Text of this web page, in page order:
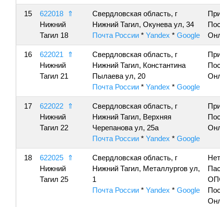
15 622018
⇑
Нижний
Тагил 18
Свердловская область, г
Нижний Тагил, Окунева ул, 34
Почта России * Yandex * Google
16 622021
⇑
Нижний
Тагил 21
Свердловская область, г
Нижний Тагил, Константина
Пылаева ул, 20
Почта России * Yandex * Google
17 622022
⇑
Нижний
Тагил 22
Свердловская область, г
Нижний Тагил, Верхняя
Черепанова ул, 25а
Почта России * Yandex * Google
18 622025
⇑
Нижний
Тагил 25
Свердловская область, г
Нижний Тагил, Металлургов ул,
1
Почта России * Yandex * Google